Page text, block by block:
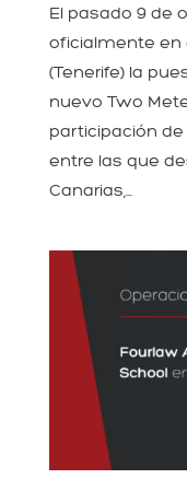
El pasado 9 de
oficialmente en
(Tenerife) la
nuevo Two
participación
entre las que
Canarias,...